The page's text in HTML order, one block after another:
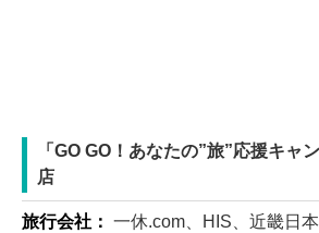
「GO GO！あなたの”旅”応援キャ
店
旅行会社： 一休.com、HIS、近畿日